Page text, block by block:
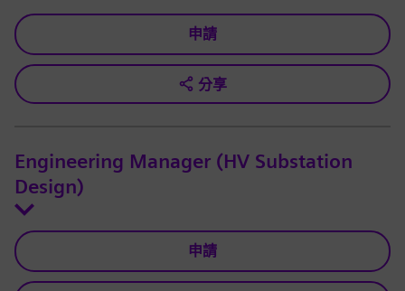
申請
分享
Engineering Manager (HV Substation
Design)
申請